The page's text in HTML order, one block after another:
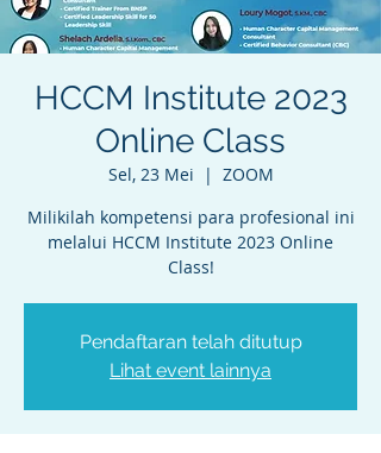
HCCM Institute 2023
Online Class
Sel, 23 Mei
  |
ZOOM
Milikilah kompetensi para profesional ini
melalui HCCM Institute 2023 Online
Class!
Pendaftaran telah ditutup
Lihat event lainnya